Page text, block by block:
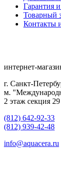
Гарантия
Товарный
Контакты
интернет-
г. Санкт-
м.
2 этаж секция 29
(812) 642-92-33
(812) 939-42-48
info@aquacera.ru